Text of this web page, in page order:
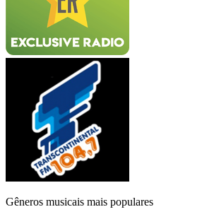
Gêneros musicais mais populares